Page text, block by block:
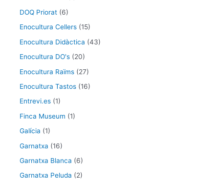
DOQ Priorat (6)
Enocultura Cellers (15)
Enocultura Didàctica (43)
Enocultura DO's (20)
Enocultura Raïms (27)
Enocultura Tastos (16)
Entrevi.es (1)
Finca Museum (1)
Galícia (1)
Garnatxa (16)
Garnatxa Blanca (6)
Garnatxa Peluda (2)